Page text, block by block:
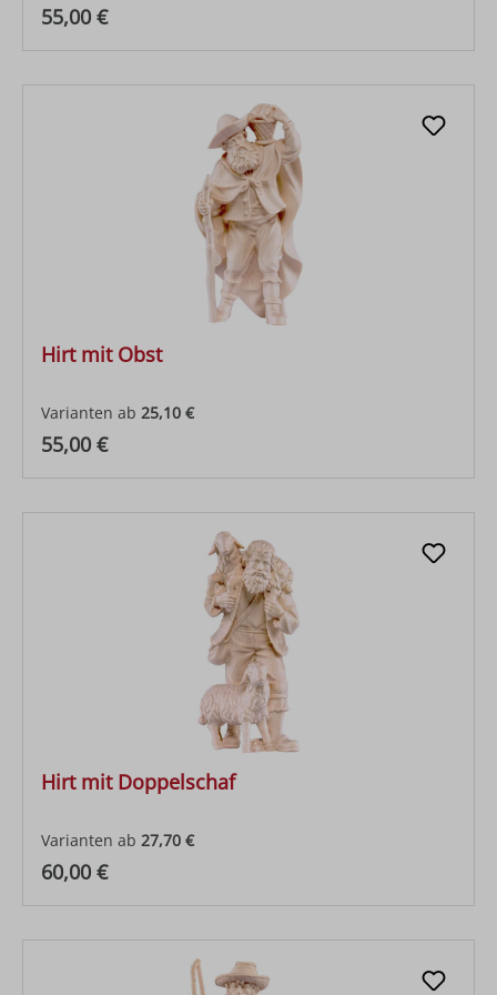
Regulärer Preis:
55,00 €
Hirt mit Obst
Varianten ab 25,10 €
Regulärer Preis:
55,00 €
Hirt mit Doppelschaf
Varianten ab 27,70 €
Regulärer Preis:
60,00 €